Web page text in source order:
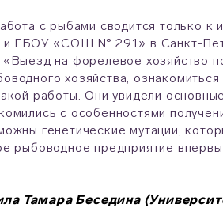
с рыбами сводится только
и ГБОУ «СОШ № 291» в Санкт-
на форелевое хозяйство
хозяйства,
работы. Они увидели
с особенностями
генетические мутации,
рыбоводное предприятие
Тамара Беседина